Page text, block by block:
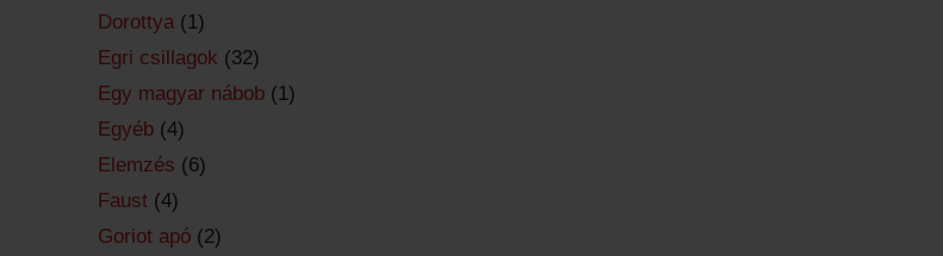
Dorottya (1)
Egri csillagok (32)
Egy magyar nábob (1)
Egyéb (4)
Elemzés (6)
Faust (4)
Goriot apó (2)